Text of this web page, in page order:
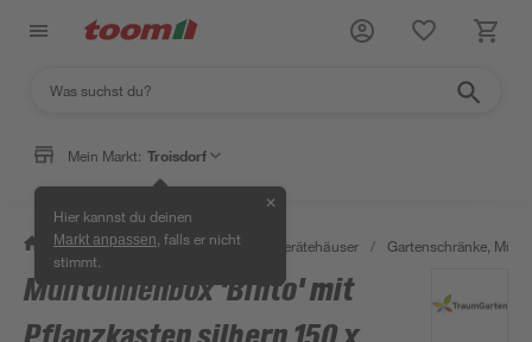
Mein Markt: Troisdorf
Hier kannst du deinen
Markt anpassen , falls er nicht
stimmt.
✕
/ Garten & Freizeit / Garten- & Gerätehäuser / Gartenschränke,
Mülltonnenbox 'Binto' mit